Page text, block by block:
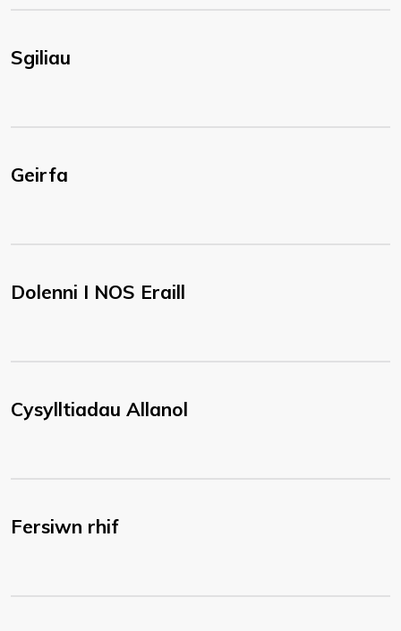
Sgiliau
Geirfa
Dolenni I NOS Eraill
Cysylltiadau Allanol
Fersiwn rhif